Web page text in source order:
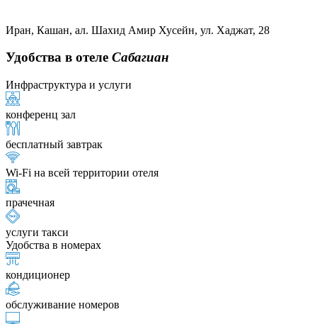
Иран, Кашан, ал. Шахид Амир Хусейн, ул. Хаджат, 28
Удобства в отеле Сабагиан
Инфраструктура и услуги
конференц зал
бесплатный завтрак
Wi-Fi на всей территории отеля
прачечная
услуги такси
Удобства в номерах
кондиционер
обслуживание номеров